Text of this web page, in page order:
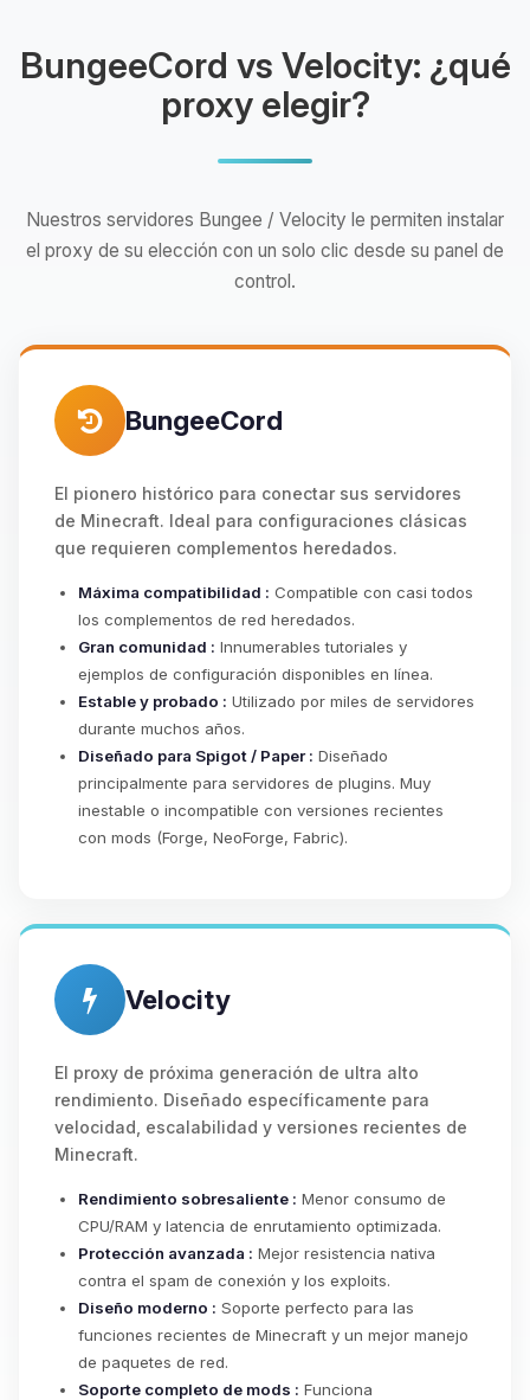
BungeeCord vs Velocity: ¿qué
proxy elegir?
Nuestros servidores Bungee / Velocity le permiten instalar
el proxy de su elección con un solo clic desde su panel de
control.
BungeeCord
El pionero histórico para conectar sus servidores
de Minecraft. Ideal para configuraciones clásicas
que requieren complementos heredados.
Máxima compatibilidad : Compatible con casi todos
los complementos de red heredados.
Gran comunidad : Innumerables tutoriales y
ejemplos de configuración disponibles en línea.
Estable y probado : Utilizado por miles de servidores
durante muchos años.
Diseñado para Spigot / Paper : Diseñado
principalmente para servidores de plugins. Muy
inestable o incompatible con versiones recientes
con mods (Forge, NeoForge, Fabric).
Velocity
El proxy de próxima generación de ultra alto
rendimiento. Diseñado específicamente para
velocidad, escalabilidad y versiones recientes de
Minecraft.
Rendimiento sobresaliente : Menor consumo de
CPU/RAM y latencia de enrutamiento optimizada.
Protección avanzada : Mejor resistencia nativa
contra el spam de conexión y los exploits.
Diseño moderno : Soporte perfecto para las
funciones recientes de Minecraft y un mejor manejo
de paquetes de red.
Soporte completo de mods : Funciona